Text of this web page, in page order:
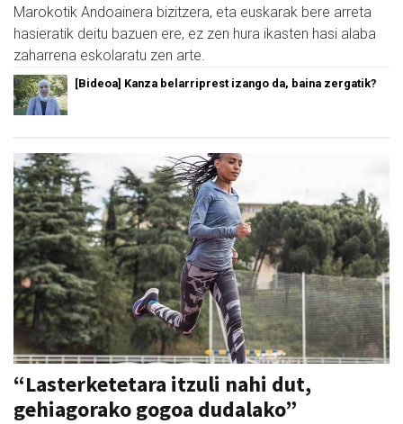
Marokotik Andoainera bizitzera, eta euskarak bere arreta
hasieratik deitu bazuen ere, ez zen hura ikasten hasi alaba
zaharrena eskolaratu zen arte.
[Bideoa] Kanza belarriprest izango da, baina zergatik?
“Lasterketetara itzuli nahi dut,
gehiagorako gogoa dudalako”